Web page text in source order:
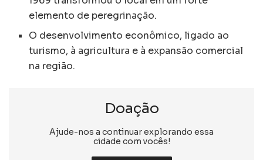
elemento de peregrinação.
O desenvolvimento econômico, ligado ao
turismo, à agricultura e à expansão comercial
na região.
Doação
Ajude-nos a continuar explorando essa
cidade com vocês!